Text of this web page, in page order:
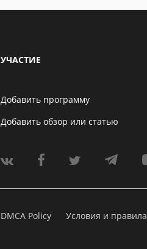
УЧАСТИЕ
Добавить программу
Добавить обзор или статью
DMCA Policy Условия и правила